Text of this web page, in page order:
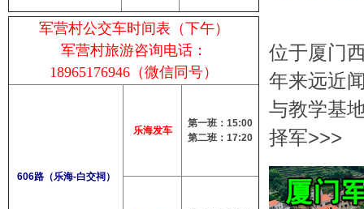
军营村公交车时间表（下午）
军营村旅游咨询电话：
18965176946（微信同号）
606路（乐海-白交祠）
乐海发车
第一班：15:00
第二班：17:20
位于厦门
年来远近
与教学基
择军>>>